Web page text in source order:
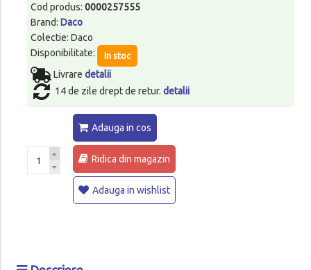
Cod produs: 0000257555
Brand: Daco
Colectie: Daco
Disponibilitate:
In stoc
Livrare detalii
14 de zile drept de retur. detalii
Adauga in cos
Ridica din magazin
Adauga in wishlist